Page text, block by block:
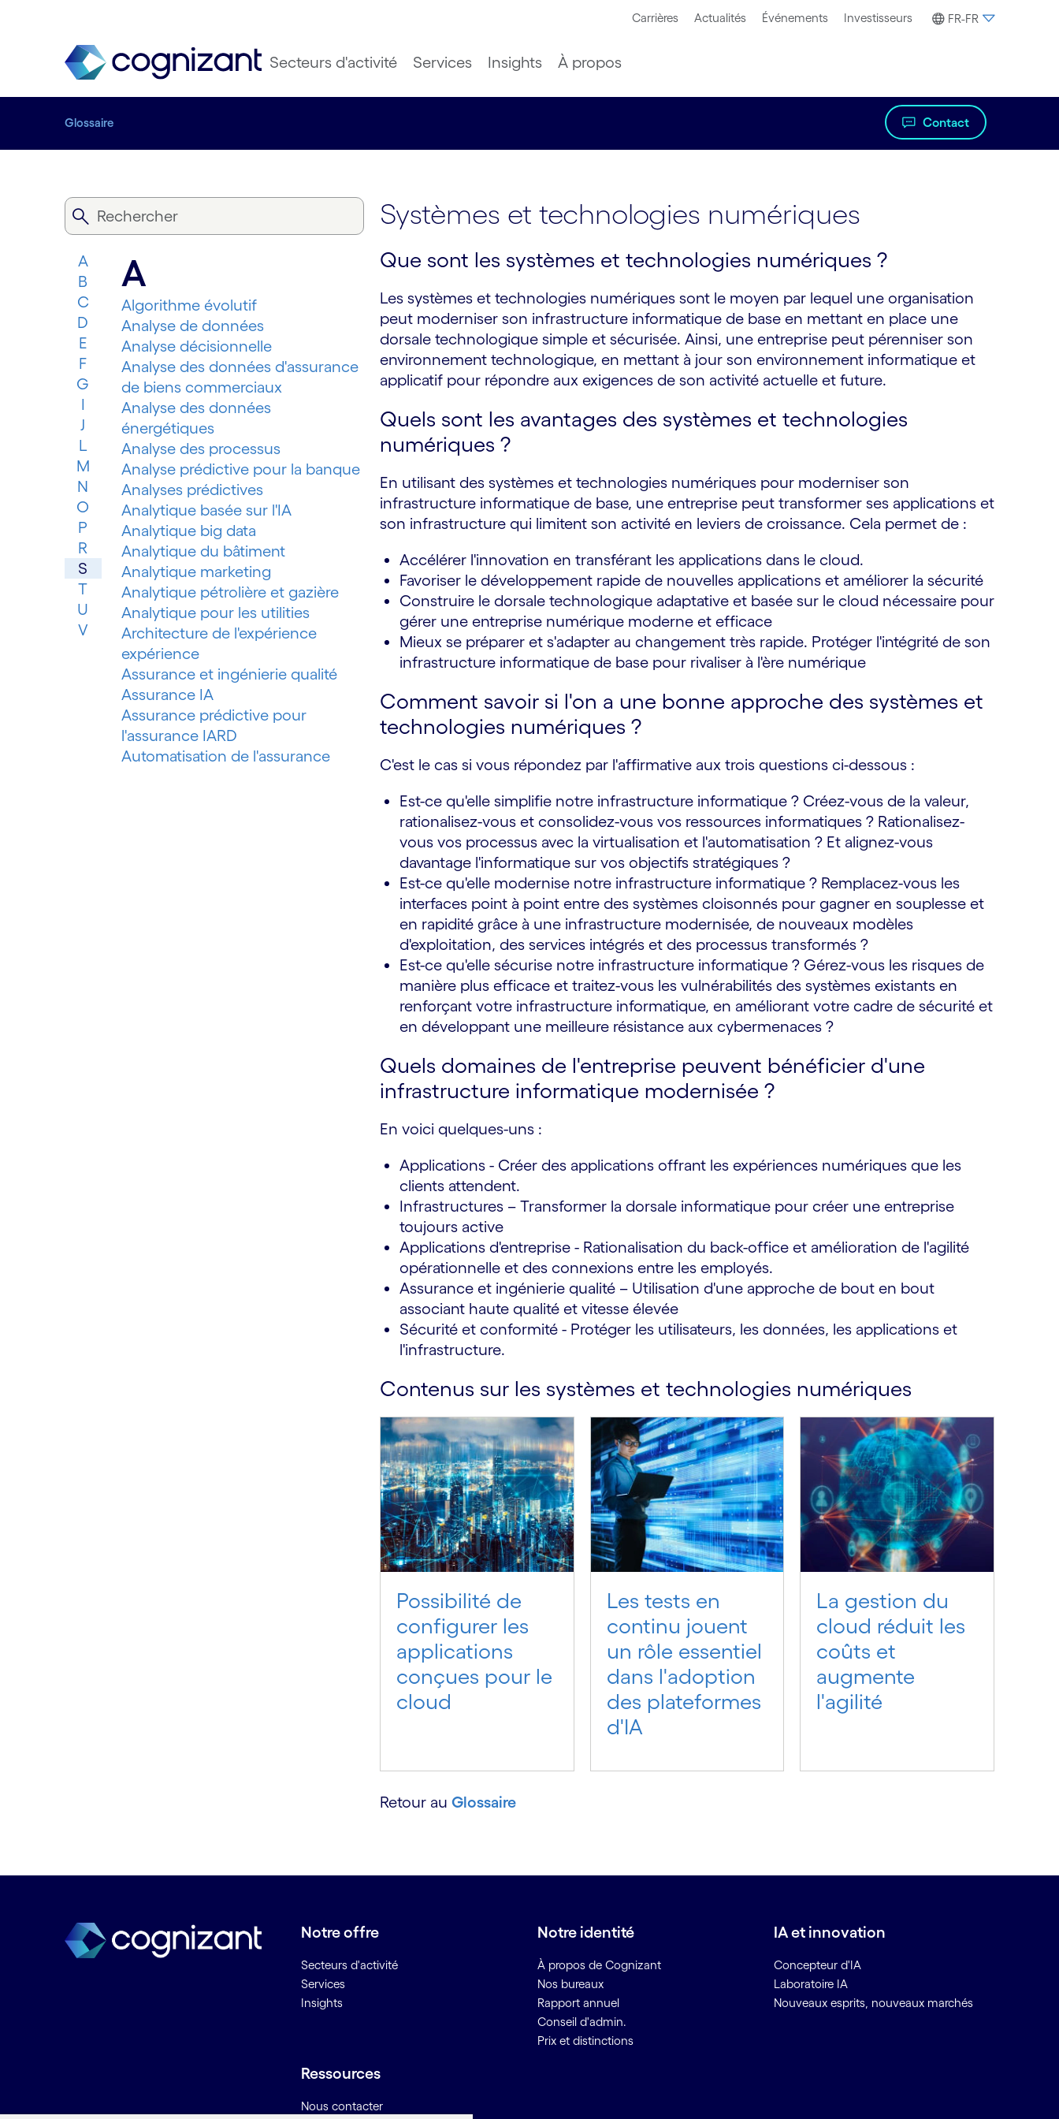
Carrières Actualités Événements Investisseurs FR-FR
Secteurs d'activité Services Insights À propos
Glossaire Contact
A
B
C
D
E
F
G
I
J
L
M
N
O
P
R
S
T
U
V
A
Algorithme évolutif
Analyse de données
Analyse décisionnelle
Analyse des données d'assurance
de biens commerciaux
Analyse des données
énergétiques
Analyse des processus
Analyse prédictive pour la banque
Analyses prédictives
Analytique basée sur l'IA
Analytique big data
Analytique du bâtiment
Analytique marketing
Analytique pétrolière et gazière
Analytique pour les utilities
Architecture de l'expérience
expérience
Assurance et ingénierie qualité
Assurance IA
Assurance prédictive pour
l'assurance IARD
Automatisation de l'assurance
Core modernisation
Cycle de vie du développement
des agents
Des entreprises prêtes pour
Systèmes et technologies numériques
Que sont les systèmes et technologies numériques ?
Les systèmes et technologies numériques sont le moyen par lequel une organisation
peut moderniser son infrastructure informatique de base en mettant en place une
dorsale technologique simple et sécurisée. Ainsi, une entreprise peut pérenniser son
environnement technologique, en mettant à jour son environnement informatique et
applicatif pour répondre aux exigences de son activité actuelle et future.
Quels sont les avantages des systèmes et technologies
numériques ?
En utilisant des systèmes et technologies numériques pour moderniser son
infrastructure informatique de base, une entreprise peut transformer ses applications et
son infrastructure qui limitent son activité en leviers de croissance. Cela permet de :
Accélérer l'innovation en transférant les applications dans le cloud.
Favoriser le développement rapide de nouvelles applications et améliorer la sécurité
Construire le dorsale technologique adaptative et basée sur le cloud nécessaire pour
gérer une entreprise numérique moderne et efficace
Mieux se préparer et s'adapter au changement très rapide. Protéger l'intégrité de son
infrastructure informatique de base pour rivaliser à l'ère numérique
Comment savoir si l'on a une bonne approche des systèmes et
technologies numériques ?
C'est le cas si vous répondez par l'affirmative aux trois questions ci-dessous :
Est-ce qu'elle simplifie notre infrastructure informatique ? Créez-vous de la valeur,
rationalisez-vous et consolidez-vous vos ressources informatiques ? Rationalisez-
vous vos processus avec la virtualisation et l'automatisation ? Et alignez-vous
davantage l'informatique sur vos objectifs stratégiques ?
Est-ce qu'elle modernise notre infrastructure informatique ? Remplacez-vous les
interfaces point à point entre des systèmes cloisonnés pour gagner en souplesse et
en rapidité grâce à une infrastructure modernisée, de nouveaux modèles
d'exploitation, des services intégrés et des processus transformés ?
Est-ce qu'elle sécurise notre infrastructure informatique ? Gérez-vous les risques de
manière plus efficace et traitez-vous les vulnérabilités des systèmes existants en
renforçant votre infrastructure informatique, en améliorant votre cadre de sécurité et
en développant une meilleure résistance aux cybermenaces ?
Quels domaines de l'entreprise peuvent bénéficier d'une
infrastructure informatique modernisée ?
En voici quelques-uns :
Applications - Créer des applications offrant les expériences numériques que les
clients attendent.
Infrastructures – Transformer la dorsale informatique pour créer une entreprise
toujours active
Applications d'entreprise - Rationalisation du back-office et amélioration de l'agilité
opérationnelle et des connexions entre les employés.
Assurance et ingénierie qualité – Utilisation d'une approche de bout en bout
associant haute qualité et vitesse élevée
Sécurité et conformité - Protéger les utilisateurs, les données, les applications et
l'infrastructure.
Contenus sur les systèmes et technologies numériques
Possibilité de
configurer les
applications
conçues pour le
cloud
Les tests en
continu jouent
un rôle essentiel
dans l'adoption
des plateformes
d'IA
La gestion du
cloud réduit les
coûts et
augmente
l'agilité
Retour au Glossaire
Notre offre
Secteurs d'activité
Services
Insights
Notre identité
À propos de Cognizant
Nos bureaux
Rapport annuel
Conseil d'admin.
Prix et distinctions
IA et innovation
Concepteur d'IA
Laboratoire IA
Nouveaux esprits, nouveaux marchés
Ressources
Nous contacter